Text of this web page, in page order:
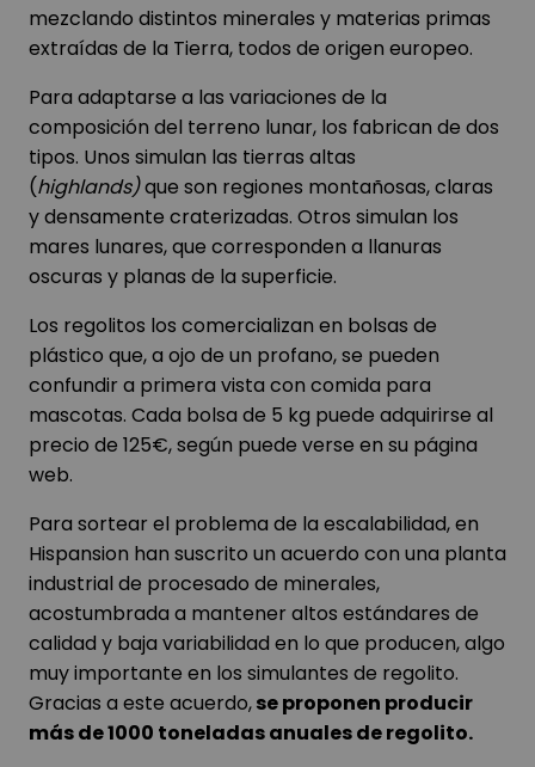
mezclando distintos minerales y materias primas
extraídas de la Tierra, todos de origen europeo.
Para adaptarse a las variaciones de la
composición del terreno lunar, los fabrican de dos
tipos. Unos simulan las tierras altas
(highlands)que son regiones montañosas, claras
y densamente craterizadas. Otros simulan los
mares lunares, que corresponden a llanuras
oscuras y planas de la superficie.
Los regolitos los comercializan en bolsas de
plástico que, a ojo de un profano, se pueden
confundir a primera vista con comida para
mascotas. Cada bolsa de 5 kg puede adquirirse al
precio de 125€, según puede verse en su página
web.
Para sortear el problema de la escalabilidad, en
Hispansion han suscrito un acuerdo con una planta
industrial de procesado de minerales,
acostumbrada a mantener altos estándares de
calidad y baja variabilidad en lo que producen, algo
muy importante en los simulantes de regolito.
Gracias a este acuerdo,se proponen producir
más de 1000 toneladas anuales de regolito.